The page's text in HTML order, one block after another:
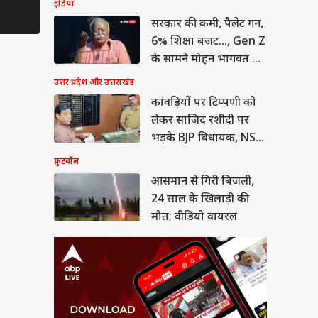
इंडिया
सरकार की कमी, पैलेट गन,
6% शिक्षा बजट..., Gen Z
के सामने मोहन भागवत का
उत्तर प्रदेश और उत्तराखंड
कांवड़ियों पर टिप्पणी को
लेकर साजिद रशीदी पर
भड़के BJP विधायक, NSA
फ़ुटबॉल
आसमान से गिरी बिजली,
24 साल के खिलाड़ी की
मौत; वीडियो वायरल
से गिरी बिजली,
वायरल
दीपके ने CJP में
ये बड़ा पद, 13 नेताओं